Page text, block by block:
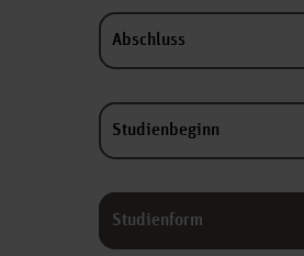
Abschluss
Studienbeginn
Studienform